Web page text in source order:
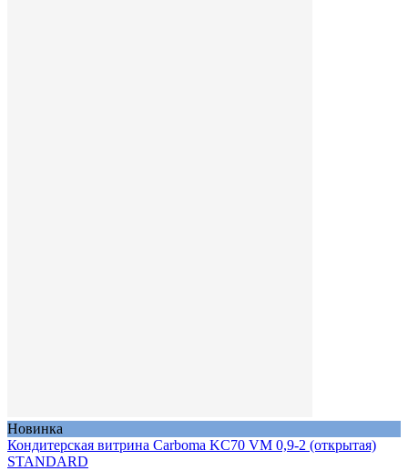
Новинка
Кондитерская витрина Carboma KC70 VM 0,9-2 (открытая)
STANDARD